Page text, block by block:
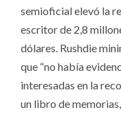
semioficial elevó la
escritor de 2,8
dólares. Rushdie
que “no había
interesadas en la
un libro de memorias,